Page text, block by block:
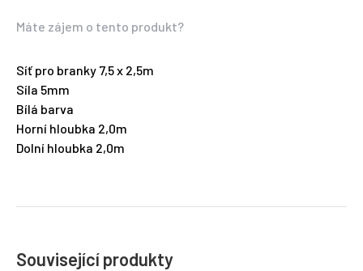
Máte zájem o tento produkt?
Síť pro branky 7,5 x 2,5m
Síla 5mm
Bílá barva
Horní hloubka 2,0m
Dolní hloubka 2,0m
Související produkty